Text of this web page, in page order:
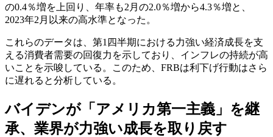
の0.4％増を上回り、年率も2月の2.0％増から4.3％増と、
2023年2月以来の高水準となった。
これらのデータは、第1四半期における力強い経済成長を支
える消費者需要の回復力を示しており、インフレの持続が高
いことを示唆している。このため、FRBは利下げ行動はさら
に遅れると分析している。
バイデンが「アメリカ第一主義」を継
承、業界が力強い成長を取り戻す